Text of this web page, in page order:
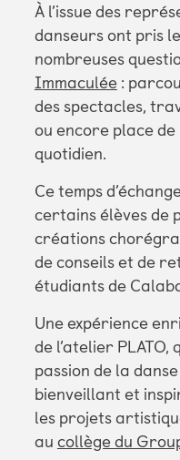
À l’issue des
danseurs ont pris
nombreuses
Immaculée:
des spectacles,
ou encore place
quotidien.
Ce temps
certains élèves de
créations
de conseils et de
étudiants de
Une expérience
de l’atelier
passion de la
bienveillant et
les projets
au collège du